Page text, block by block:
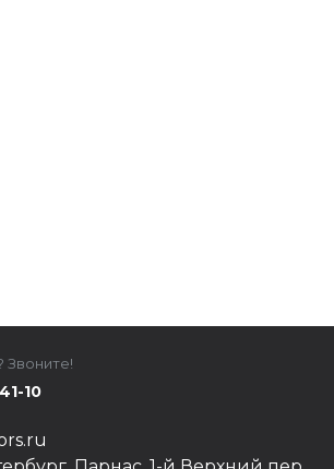
Звоните!
10